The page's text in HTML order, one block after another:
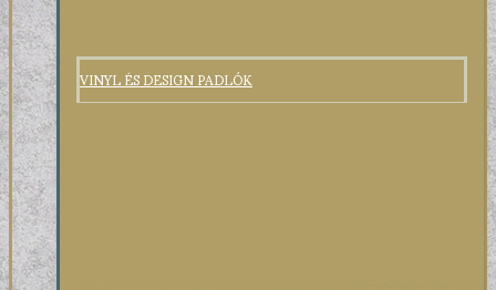
VINYL ÉS DESIGN PADLÓK